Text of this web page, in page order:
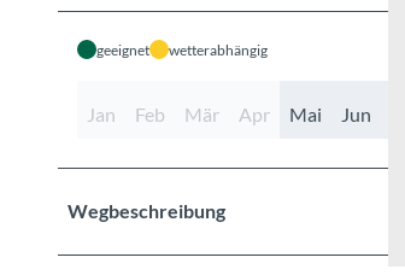
geeignet wetterabhängig
Jan Feb Mär Apr Mai Jun
Wegbeschreibung